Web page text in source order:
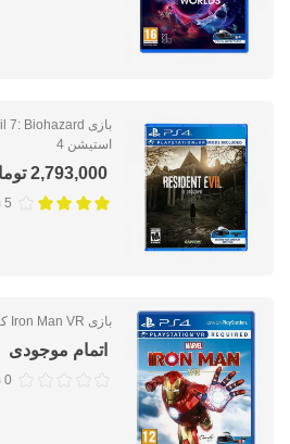
استیشن 4
2,793,000 تومان
5 نظر
بازی Iron Man VR کارکرده - پلی استیشن وی آر
اتمام موجودی
0 نظر